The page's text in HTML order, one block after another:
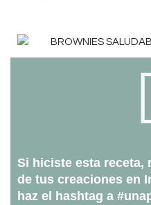
Si hiciste esta receta,
de tus creaciones en
haz el hashtag a